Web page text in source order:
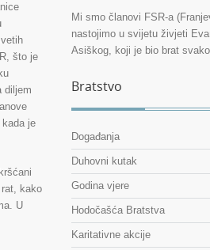
što je
diljem
je
kako
U
Mi smo članovi FSR-a
nastojimo u svijetu živjeti
Asiškog, koji je bio brat
Bratstvo
Događanja
Duhovni kutak
Godina vjere
Hodočašća Bratstva
Karitativne akcije